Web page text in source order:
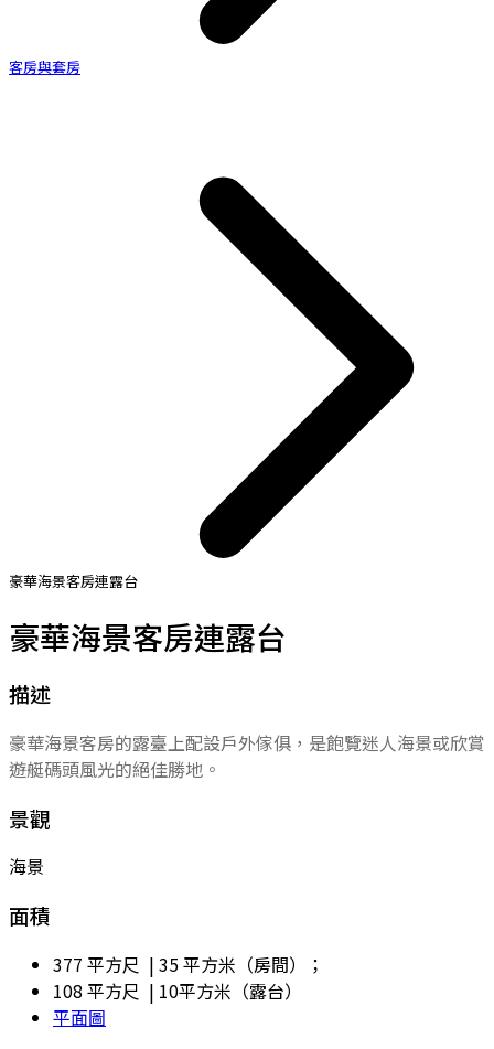
客房與套房
豪華海景客房連露台
豪華海景客房連露台
描述
豪華海景客房的露臺上配設戶外傢俱，是飽覽迷人海景或欣賞
遊艇碼頭風光的絕佳勝地。
景觀
海景
面積
377 平方尺 | 35 平方米（房間）；
108 平方尺 | 10平方米（露台）
平面圖